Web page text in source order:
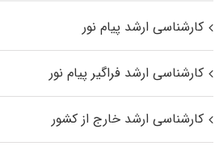
کارشناسی ارشد پیام نور
کارشناسی ارشد فراگیر پیام نور
کارشناسی ارشد خارج از کشور